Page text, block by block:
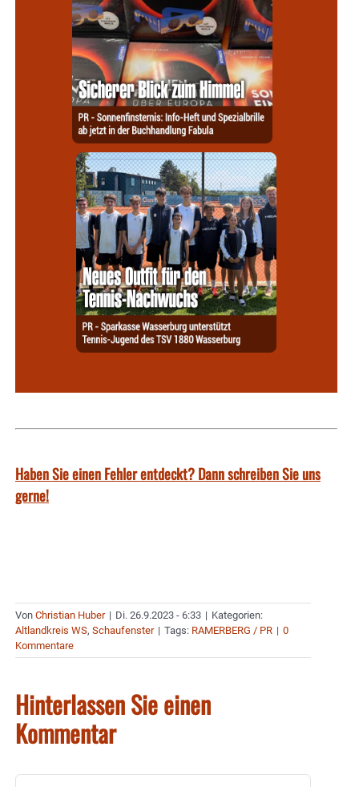
Haben Sie einen Fehler entdeckt? Dann schreiben Sie uns
gerne!
Von Christian Huber | Di. 26.9.2023 - 6:33 | Kategorien:
Altlandkreis WS, Schaufenster | Tags: RAMERBERG / PR | 0
Kommentare
Hinterlassen Sie einen
Kommentar